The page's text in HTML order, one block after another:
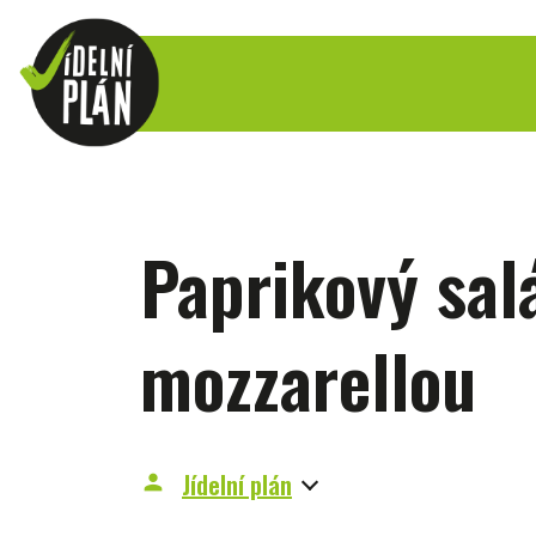
Paprikový
mozzarellou
person Jídelní plán